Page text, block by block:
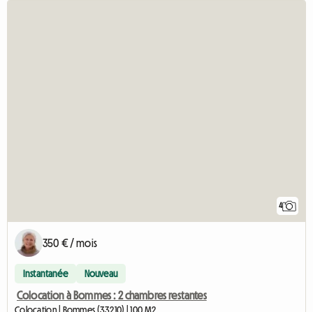
4
350 € / mois
Instantanée Nouveau
Colocation à Bommes : 2 chambres restantes